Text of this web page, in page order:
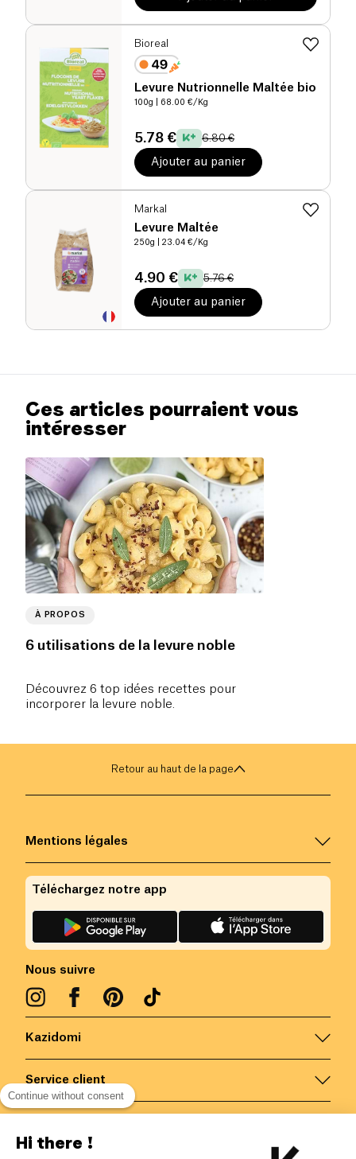
Bioreal
Levure Nutrionnelle Maltée bio
100g | 68.00 €/Kg
5.78 € 6.80 €
Ajouter au panier
Markal
Levure Maltée
250g | 23.04 €/Kg
4.90 € 5.76 €
Ajouter au panier
Ces articles pourraient vous
intéresser
À PROPOS
6 utilisations de la levure noble
Découvrez 6 top idées recettes pour
incorporer la levure noble.
Retour au haut de la page
Kazidomi
Service client
Mentions légales
Nous suivre
Téléchargez notre app
Continue without consent
Hi there !